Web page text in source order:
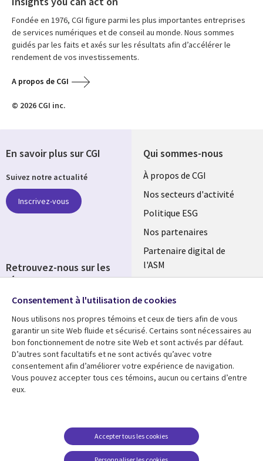
Fondée en 1976, CGI figure parmi les plus importantes entreprises
de services numériques et de conseil au monde. Nous sommes
guidés par les faits et axés sur les résultats afin d’accélérer le
rendement de vos investissements.
A propos de CGI
© 2026 CGI inc.
Qui sommes-nous
Useful
links
FRANCE
À propos de CGI
Nos secteurs d'activité
Politique ESG
Nos partenaires
Partenaire digital de
l'ASM
Fusions
Ressources
Library
Links
Articles
Blog
Support
Legal
Accessibilité
conditions juridiques
FAQ Carrières
En savoir plus sur CGI
Suivez notre actualité
Inscrivez-vous
Retrouvez-nous sur les
réseaux
Social
Media
FRANCE
Consentement à l'utilisation de cookies
Nous utilisons nos propres témoins et ceux de tiers afin de vous
garantir un site Web fluide et sécurisé. Certains sont nécessaires au
bon fonctionnement de notre site Web et sont activés par défaut.
D’autres sont facultatifs et ne sont activés qu’avec votre
consentement afin d’améliorer votre expérience de navigation.
Vous pouvez accepter tous ces témoins, aucun ou certains d’entre
eux.
Accepter tous les cookies